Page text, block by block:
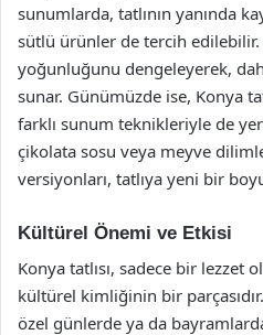
sunumlarda, tatlının yanında
sütlü ürünler de tercih edilebilir.
yoğunluğunu dengeleyerek,
sunar. Günümüzde ise, Konya
farklı sunum teknikleriyle de
çikolata sosu veya meyve
versiyonları, tatlıya yeni bir
Kültürel Önemi ve Etkisi
Konya tatlısı, sadece bir lezzet
kültürel kimliğinin bir
özel günlerde ya da